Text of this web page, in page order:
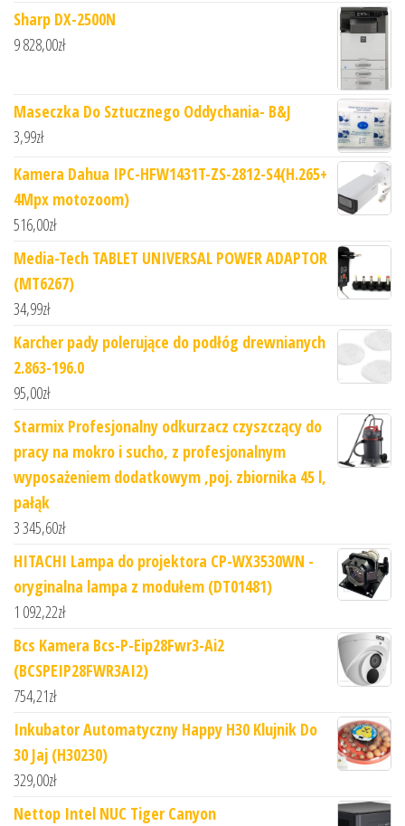
Sharp DX-2500N
9 828,00zł
Maseczka Do Sztucznego Oddychania- B&J
3,99zł
Kamera Dahua IPC-HFW1431T-ZS-2812-S4(H.265+
4Mpx motozoom)
516,00zł
Media-Tech TABLET UNIVERSAL POWER ADAPTOR
(MT6267)
34,99zł
Karcher pady polerujące do podłóg drewnianych
2.863-196.0
95,00zł
Starmix Profesjonalny odkurzacz czyszczący do
pracy na mokro i sucho, z profesjonalnym
wyposażeniem dodatkowym ,poj. zbiornika 45 l,
pałąk
3 345,60zł
HITACHI Lampa do projektora CP-WX3530WN -
oryginalna lampa z modułem (DT01481)
1 092,22zł
Bcs Kamera Bcs-P-Eip28Fwr3-Ai2
(BCSPEIP28FWR3AI2)
754,21zł
Inkubator Automatyczny Happy H30 Klujnik Do
30 Jaj (H30230)
329,00zł
Nettop Intel NUC Tiger Canyon